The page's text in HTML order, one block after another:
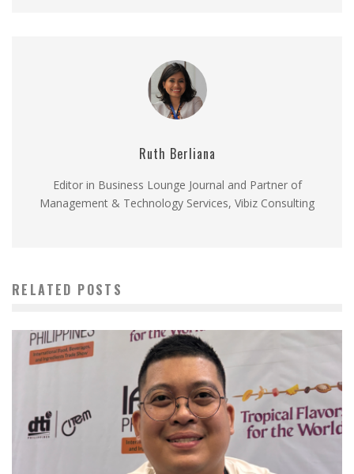
Ruth Berliana
Editor in Business Lounge Journal and Partner of
Management & Technology Services, Vibiz Consulting
RELATED POSTS